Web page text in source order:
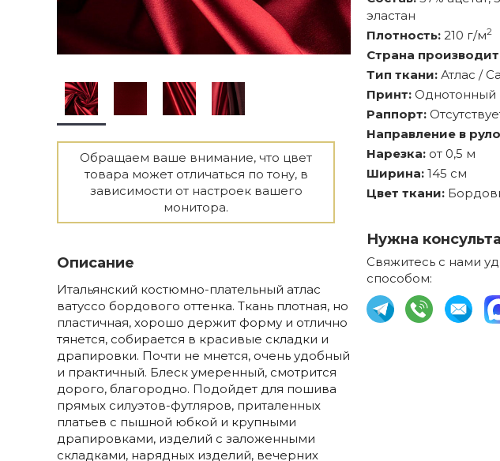
Обращаем ваше внимание, что цвет
товара может отличаться по тону, в
зависимости от настроек вашего
монитора.
Описание
Итальянский костюмно-плательный атлас
ватуссо бордового оттенка. Ткань плотная, но
пластичная, хорошо держит форму и отлично
тянется, собирается в красивые складки и
драпировки. Почти не мнется, очень удобный
и практичный. Блеск умеренный, смотрится
дорого, благородно. Подойдет для пошива
прямых силуэтов-футляров, приталенных
платьев с пышной юбкой и крупными
драпировками, изделий с заложенными
складками, нарядных изделий, вечерних
эластан
Плотность: 210 г/м2
Страна
Тип ткани: Атлас /
Принт: Однотонный
Раппорт:
Направление в
Нарезка: от 0,5 м
Ширина: 145 см
Цвет ткани:
Нужна
Свяжитесь с нами
способом: